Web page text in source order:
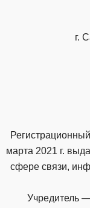
г.
марта 2021 г.
сфере связи,
Учредитель